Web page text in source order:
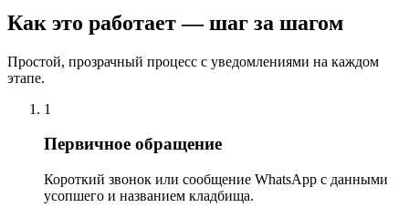
Как это работает — шаг за шагом
Простой, прозрачный процесс с уведомлениями на каждом
этапе.
1
Первичное обращение
Короткий звонок или сообщение WhatsApp с данными
усопшего и названием кладбища.